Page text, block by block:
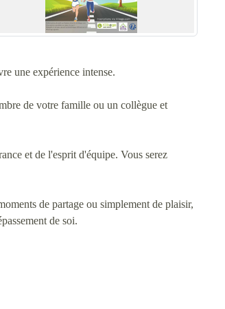
une expérience intense.
de votre famille ou un collègue et
et de l'esprit d'équipe. Vous serez
de partage ou simplement de plaisir,
de soi.